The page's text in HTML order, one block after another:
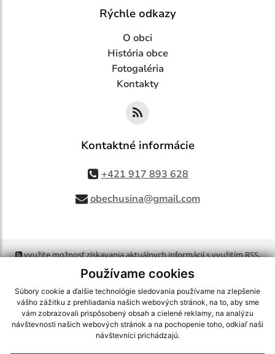
Používame cookies
Súbory cookie a ďalšie technológie sledovania používame na zlepšenie
vášho zážitku z prehliadania našich webových stránok, na to, aby sme
vám zobrazovali prispôsobený obsah a cielené reklamy, na analýzu
návštevnosti našich webových stránok a na pochopenie toho, odkiaľ naši
návštevníci prichádzajú.
Rýchle odkazy
O obci
História obce
Fotogaléria
Kontakty
Kontaktné informácie
+421 917 893 628
obechusina@gmail.com
využite možnosť získavania aktuálnych informácií s využitím RSS,
CMS systém (redakčný) systém ECHELON 2, Mapa stránok
webex.digital, s.r.o.,domény,registrácia domény
spoločnosť webex.digital, s.r.o.,technický prevádzkovateľ
Posledná aktualizácia:06.08.2026
Vytlačiť stránku|Vyhlásenie o prístupnosti